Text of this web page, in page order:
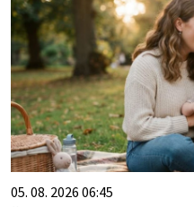
05. 08. 2026 06:45